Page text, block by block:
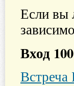
Если вы
Вход
Встреча